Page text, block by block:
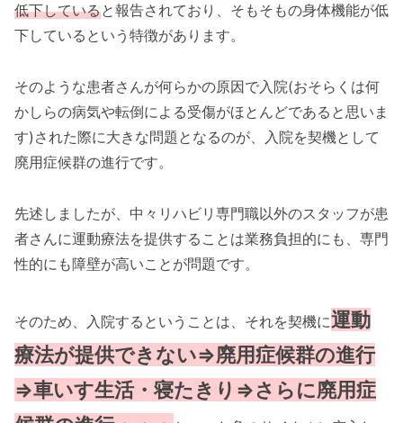
低下していると報告されており、そもそもの身体機能が低
下しているという特徴があります。
そのような患者さんが何らかの原因で入院(おそらくは何
かしらの病気や転倒による受傷がほとんどであると思いま
す)された際に大きな問題となるのが、入院を契機として
廃用症候群の進行です。
先述しましたが、中々リハビリ専門職以外のスタッフが患
者さんに運動療法を提供することは業務負担的にも、専門
性的にも障壁が高いことが問題です。
そのため、入院するということは、それを契機に運動
療法が提供できない⇒廃用症候群の進行
⇒車いす生活・寝たきり⇒さらに廃用症